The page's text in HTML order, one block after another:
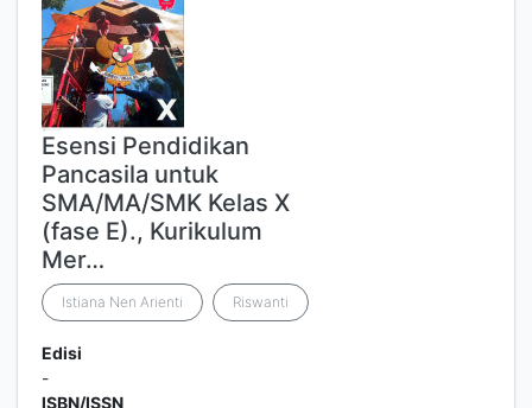
Esensi Pendidikan
Pancasila untuk
SMA/MA/SMK Kelas X
(fase E)., Kurikulum
Mer…
Istiana Nen Arienti Riswanti
Edisi
-
ISBN/ISSN